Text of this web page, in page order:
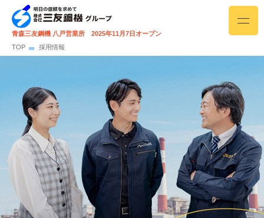
青森三友鋼機 八戸営業所 2025年11月7日オープン
TOP
採用情報